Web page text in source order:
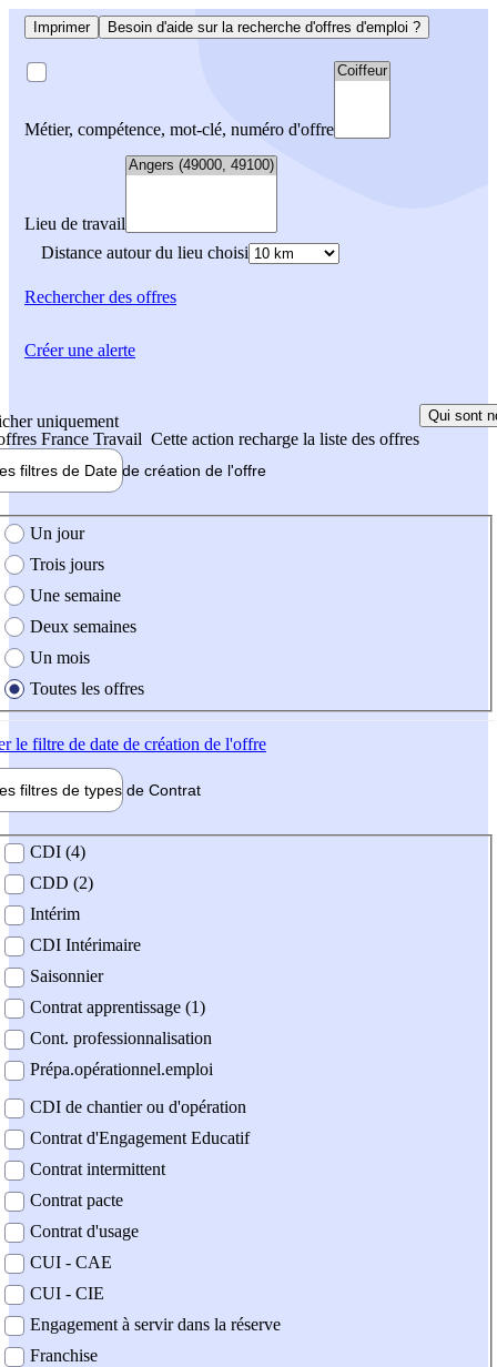
Imprimer Besoin d'aide sur la recherche d'offres d'emploi ?
Métier, compétence, mot-clé, numéro d'offre
Lieu de travail
Distance autour du lieu choisi
Rechercherdes offres
uniquement
France Travail Cette action recharge la liste des offres
Qui sont
filtres de Date de création de l'offre
création de l'offre
Un jour
Trois jours
Une semaine
Deux semaines
Un mois
Toutes les offres
le filtre de date de création de l'offre
filtres de types de Contrat
contrat
CDI (4)
CDD (2)
Intérim
CDI Intérimaire
Saisonnier
Contrat apprentissage (1)
Cont. professionnalisation
Prépa.opérationnel.emploi
CDI de chantier ou d'opération
Contrat d'Engagement Educatif
Contrat intermittent
Contrat pacte
Contrat d'usage
CUI - CAE
CUI - CIE
Engagement à servir dans la réserve
Franchise
Créer une alerte